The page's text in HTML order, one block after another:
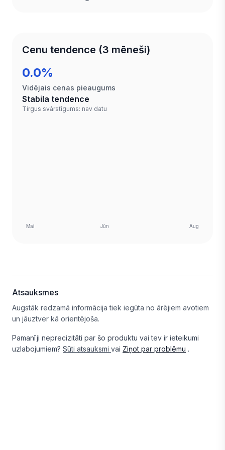
Cenu tendence (3 mēneši)
0.0%
Vidējais cenas pieaugums
Stabila tendence
Tirgus svārstīgums: nav datu
Atsauksmes
Augstāk redzamā informācija tiek iegūta no ārējiem avotiem
un jāuztver kā orientējoša.
Pamanīji neprecizitāti par šo produktu vai tev ir ieteikumi
uzlabojumiem? Sūti atsauksmi vai Ziņot par problēmu .